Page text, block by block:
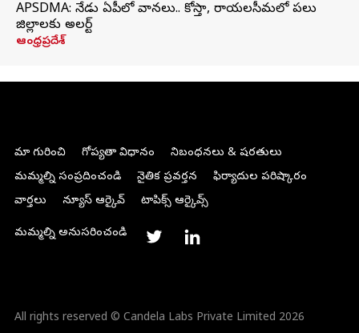
APSDMA: నేడు ఏపీలో వానలు.. కోస్తా, రాయలసీమలో పలు
జిల్లాలకు అలర్ట్
ఆంధ్రప్రదేశ్
మా గురించి గోప్యతా విధానం
నిబంధనలు & షరతులు
మమ్మల్ని సంప్రదించండి
నైతిక ప్రవర్తన
ఫిర్యాదుల పరిష్కారం
వార్తలు
న్యూస్ ఆర్కైవ్ టాపిక్స్ ఆర్కైవ్స్
మమ్మల్ని అనుసరించండి
All rights reserved © Candela Labs Private Limited 2026